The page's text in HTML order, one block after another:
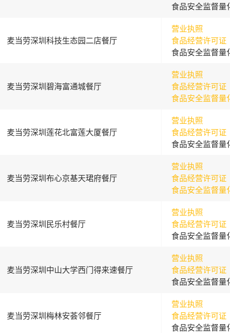
食品安全监督量
麦当劳深圳科技生态园二店餐厅
营业执照
食品经营许可证
食品安全监督量
麦当劳深圳碧海富通城餐厅
营业执照
食品经营许可证
食品安全监督量
麦当劳深圳莲花北富莲大厦餐厅
营业执照
食品经营许可证
食品安全监督量
麦当劳深圳布心京基天珺府餐厅
营业执照
食品经营许可证
食品安全监督量
麦当劳深圳民乐村餐厅
营业执照
食品经营许可证
食品安全监督量
麦当劳深圳中山大学西门得来速餐厅
营业执照
食品经营许可证
食品安全监督量
麦当劳深圳梅林安荟邻餐厅
营业执照
食品经营许可证
食品安全监督量